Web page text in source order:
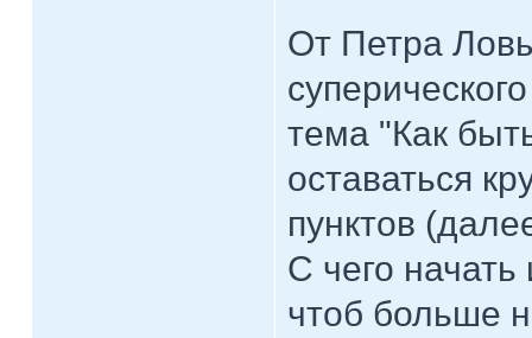
От Петра
тема "Как
оставаться
пунктов
С чего начать
чтоб больше